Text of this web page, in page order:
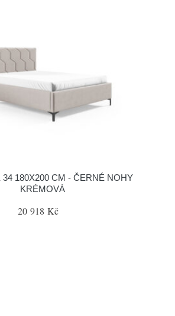
34 180X200 CM - ČERNÉ NOHY
KRÉMOVÁ
20 918 Kč